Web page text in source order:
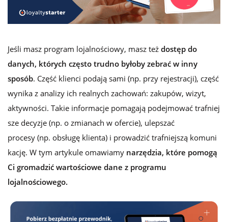
Jeśli masz program lojalnościowy, masz też dostęp do
danych, których często trudno byłoby zebrać w inny
sposób. Część klienci podają sami (np. przy rejestracji), część
wynika z analizy ich realnych zachowań: zakupów, wizyt,
aktywności. Takie informacje pomagają podejmować trafniej
sze decyzje (np. o zmianach w ofercie), ulepszać
procesy (np. obsługę klienta) i prowadzić trafniejszą komuni
kację. W tym artykule omawiamy narzędzia, które pomogą
Ci gromadzić wartościowe dane z programu
lojalnościowego.